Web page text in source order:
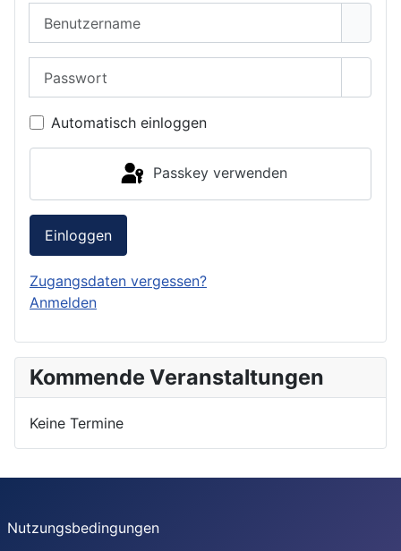
Automatisch einloggen
Passkey verwenden
Einloggen
Zugangsdaten vergessen?
Anmelden
Kommende Veranstaltungen
Keine Termine
Nutzungsbedingungen